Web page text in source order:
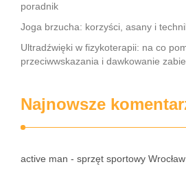
poradnik
Joga brzucha: korzyści, asany i
Ultradźwięki w fizykoterapii: na co
przeciwwskazania i dawkowanie
Najnowsze
active man - sprzęt sportowy Wrocław